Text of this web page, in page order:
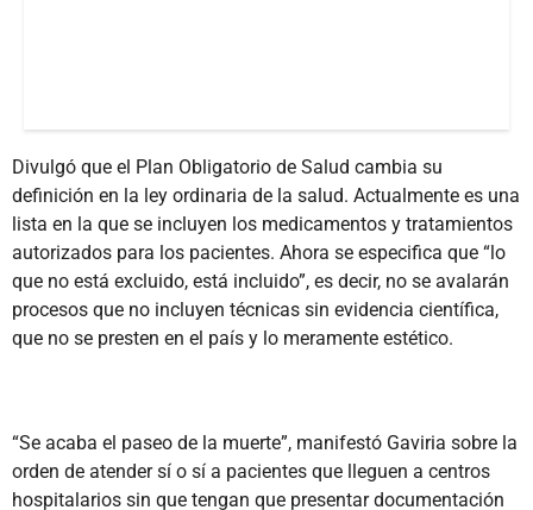
Divulgó que el Plan Obligatorio de Salud cambia su
definición en la ley ordinaria de la salud. Actualmente es una
lista en la que se incluyen los medicamentos y tratamientos
autorizados para los pacientes. Ahora se especifica que “lo
que no está excluido, está incluido”, es decir, no se avalarán
procesos que no incluyen técnicas sin evidencia científica,
que no se presten en el país y lo meramente estético.
“Se acaba el paseo de la muerte”, manifestó Gaviria sobre la
orden de atender sí o sí a pacientes que lleguen a centros
hospitalarios sin que tengan que presentar documentación